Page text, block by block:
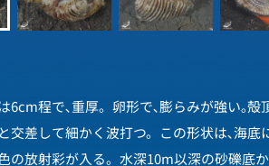
6cm程で､重厚。卵形で､膨らみが強い｡
交差して細かく波打つ。この形状は､海底
の放射彩が入る。水深10m以深の砂礫底